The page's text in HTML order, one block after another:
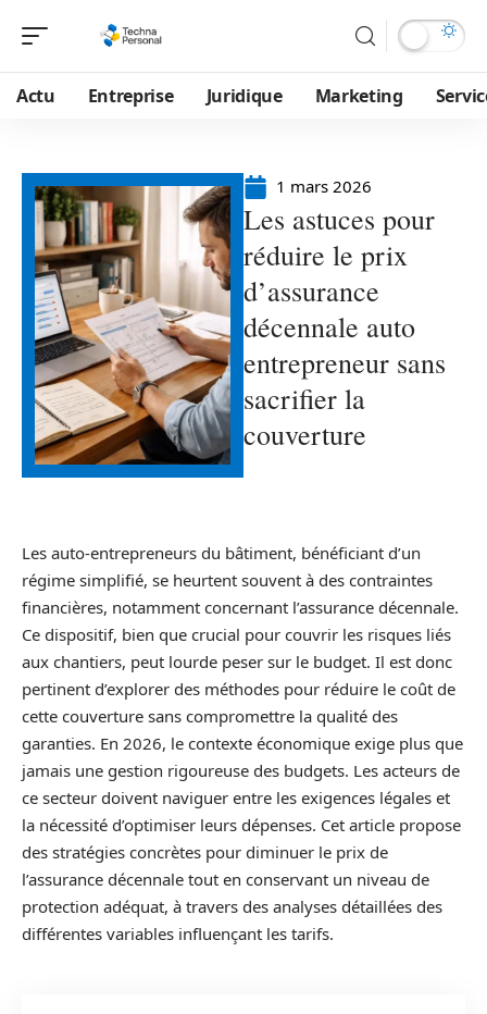
Actu Entreprise Juridique Marketing
1 mars 2026
Les astuces pour
réduire le prix
d’assurance
décennale auto
entrepreneur sans
sacrifier la
couverture
Les auto-entrepreneurs du bâtiment, bénéficiant d’un
régime simplifié, se heurtent souvent à des contraintes
financières, notamment concernant l’assurance décennale.
Ce dispositif, bien que crucial pour couvrir les risques liés
aux chantiers, peut lourde peser sur le budget. Il est donc
pertinent d’explorer des méthodes pour réduire le coût de
cette couverture sans compromettre la qualité des
garanties. En 2026, le contexte économique exige plus que
jamais une gestion rigoureuse des budgets. Les acteurs de
ce secteur doivent naviguer entre les exigences légales et
la nécessité d’optimiser leurs dépenses. Cet article propose
des stratégies concrètes pour diminuer le prix de
l’assurance décennale tout en conservant un niveau de
protection adéquat, à travers des analyses détaillées des
différentes variables influençant les tarifs.